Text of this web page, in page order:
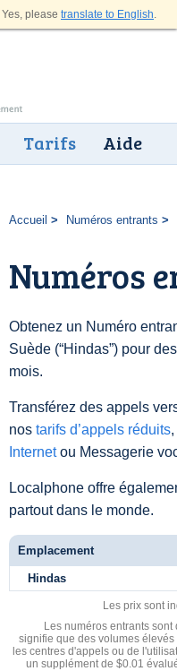
Yes, please translate to English.
Tarifs Aide
Accueil Numéros entrants
Numéros
Obtenez un Numéro
Suède (“Hindas”) pour
mois.
Transférez des appels
nos tarifs d’appels réduits
Internetou Messagerie
Localphone offre
partout dans le monde.
Emplacement
Hindas
Les prix sont
Les numéros entrants
signifie que des volumes
les centres d'appels ou de
un supplément de $0.01